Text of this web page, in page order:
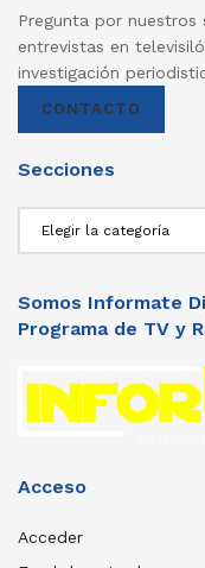
Pregunta por nuestros
entrevistas en
investigación
CONTACTO
Secciones
Somos Informate
Programa de TV y
Acceso
Acceder